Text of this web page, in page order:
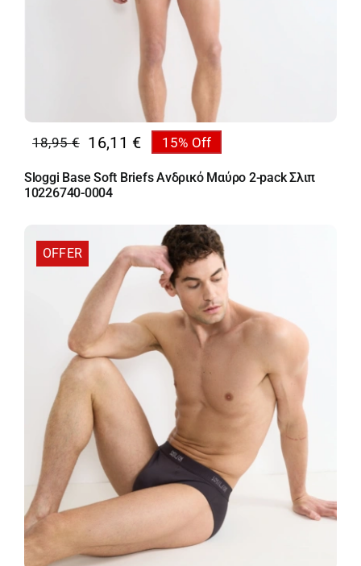
18,95€
Original
price
was:
16,11 €
Η
τρέχουσα
τιμή
15% Off
Sloggi Base Soft Briefs Ανδρικό Μαύρο 2-pack Σλιπ
10226740-0004
OFFER